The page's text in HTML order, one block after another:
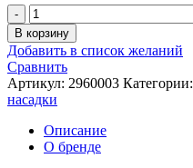
Количество
товара
Насадка
S3
В корзину
Добавить в список желаний
Сравнить
Артикул: 2960003 Категории:
насадки
Описание
О бренде